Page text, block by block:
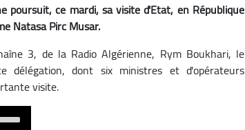
poursuit, ce mardi, sa visite d'Etat, en République
Natasa Pirc Musar.
3, de la Radio Algérienne, Rym Boukhari, le
délégation, dont six ministres et d'opérateurs
visite.